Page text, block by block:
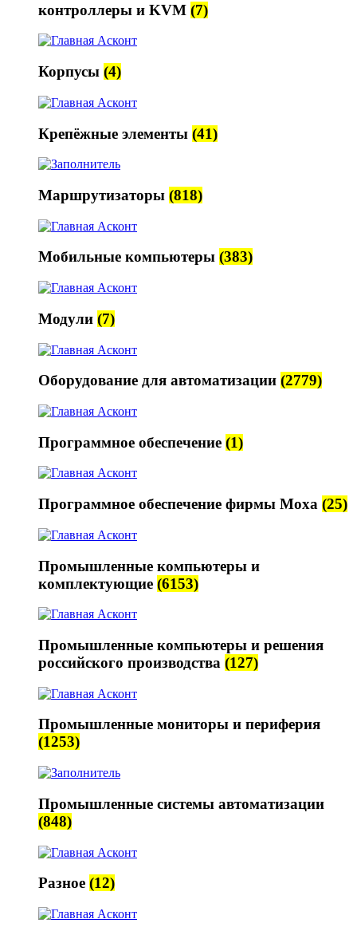
контроллеры и KVM (7)
Корпусы (4)
Крепёжные элементы (41)
Маршрутизаторы (818)
Мобильные компьютеры (383)
Модули (7)
Оборудование для автоматизации (2779)
Программное обеспечение (1)
Программное обеспечение фирмы Moxa (25)
Промышленные компьютеры и
комплектующие (6153)
Промышленные компьютеры и решения
российского производства (127)
Промышленные мониторы и периферия
(1253)
Промышленные системы автоматизации
(848)
Разное (12)